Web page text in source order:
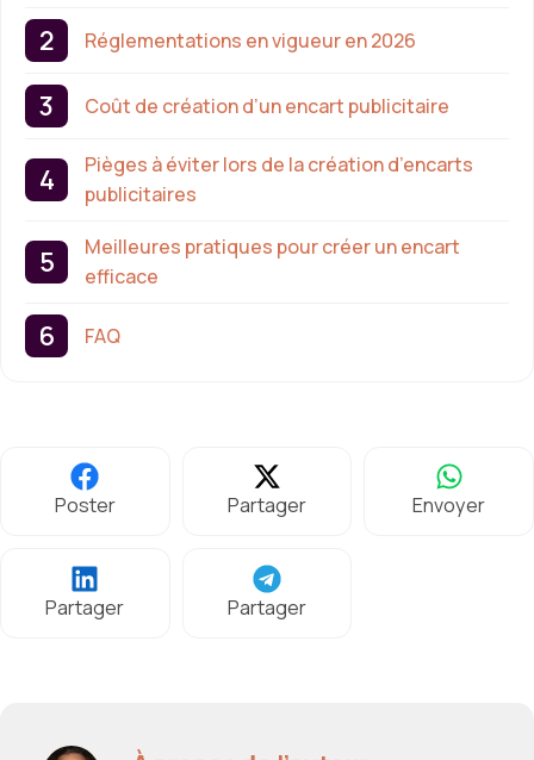
Réglementations en vigueur en 2026
Coût de création d’un encart publicitaire
Pièges à éviter lors de la création d’encarts
publicitaires
Meilleures pratiques pour créer un encart
efficace
FAQ
Poster Partager Envoyer
Partager Partager